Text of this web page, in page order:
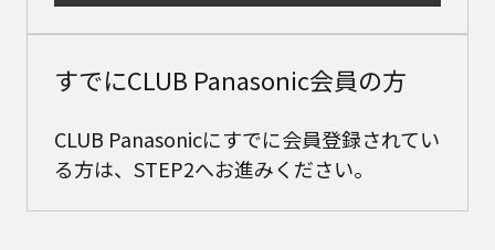
すでにCLUB Panasonic会員の方
CLUB Panasonicにすでに会員登録されてい
る方は、STEP2へお進みください。